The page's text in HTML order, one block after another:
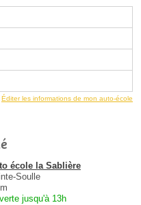
Éditer les informations de mon auto-école
école la Sablière
Soulle
jusqu'à 13h